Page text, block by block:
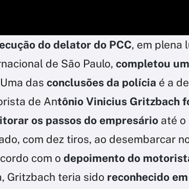
do delator do PCC, em plena
de São Paulo, completou
das conclusões da polícia é a
de Antônio Vinicius Gritzbach
os passos do empresário até o
com dez tiros, ao desembarcar
com o depoimento do
Gritzbach teria sido reconhecido